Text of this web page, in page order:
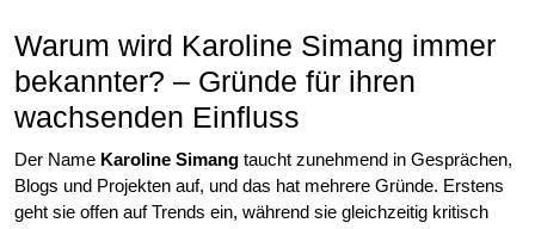
Warum wird Karoline Simang immer
bekannter? – Gründe für ihren
wachsenden Einfluss
Der Name Karoline Simang taucht zunehmend in Gesprächen,
Blogs und Projekten auf, und das hat mehrere Gründe. Erstens
geht sie offen auf Trends ein, während sie gleichzeitig kritisch